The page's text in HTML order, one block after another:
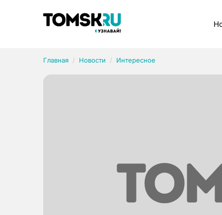
Главная Новости Интересное
Рубрики